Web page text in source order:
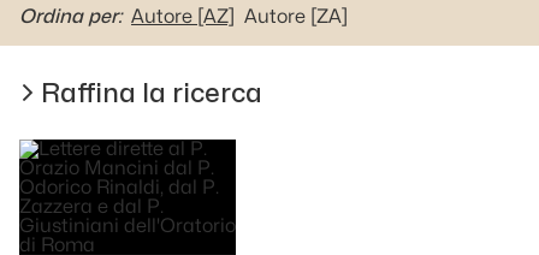
Ordina per: Autore [AZ] Autore [ZA]
Raffina la ricerca